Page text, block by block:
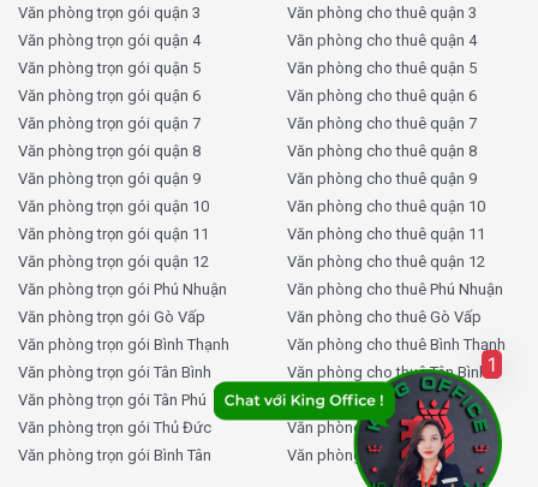
được thông tin giá thuê mới nhất và chính xác về tòa
nhà này.
Cam kết chính xác 100% theo báo giá:Tất cả
thông tin về giá thuê, phí dịch vụ đều được cam kết
chính xác, không phát sinh chi phí ẩn.
Dịch vụ đưa rước khách xem văn phòng miễn phí:
KingOffice hỗ trợ khách hàng đưa đón khi đi xem văn
phòng, giúp tiết kiệm thời gian và chi phí.
Tư vấn thành lập doanh nghiệp miễn phí:
KingOffice hỗ trợ doanh nghiệp bạn hoàn thiện các
thủ tục pháp lý khi thành lập công ty mới.
Tư vấn thiết kế văn phòng miễn phí:
Đội ngũ thiết
kế của KingOffice sẽ hỗ trợ bạn trong việc tạo ra
không gian văn phòng phù hợp với yêu cầu và phong
cách doanh nghiệp.
Thông tin liên hệ:
Văn phòng trọn gói quận 3
Văn phòng trọn gói quận 4
Văn phòng trọn gói quận 5
Văn phòng trọn gói quận 6
Văn phòng trọn gói quận 7
Văn phòng trọn gói quận 8
Văn phòng trọn gói quận 9
Văn phòng trọn gói quận 10
Văn phòng trọn gói quận 11
Văn phòng trọn gói quận 12
Văn phòng trọn gói Phú Nhuận
Văn phòng trọn gói Gò Vấp
Văn phòng trọn gói Bình Thạnh
Văn phòng trọn gói Tân Bình
Văn phòng trọn gói Tân Phú
Văn phòng trọn gói Thủ Đức
Văn phòng trọn gói Bình Tân
Văn phòng cho thuê quận 3
Văn phòng cho thuê quận 4
Văn phòng cho thuê quận 5
Văn phòng cho thuê quận 6
Văn phòng cho thuê quận 7
Văn phòng cho thuê quận 8
Văn phòng cho thuê quận 9
Văn phòng cho thuê quận 10
Văn phòng cho thuê quận 11
Văn phòng cho thuê quận 12
Văn phòng cho thuê Phú Nhuận
Văn phòng cho thuê Gò Vấp
Văn phòng cho thuê Bình Thạnh
Văn phòng cho thuê Tân Bình
Văn phòng cho thuê Tân Phú
Văn phòng cho thuê Thủ Đức
Văn phòng cho thuê Bình Tân
1